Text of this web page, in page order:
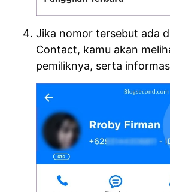
Jika nomor tersebut ada
Contact, kamu akan
pemiliknya, serta